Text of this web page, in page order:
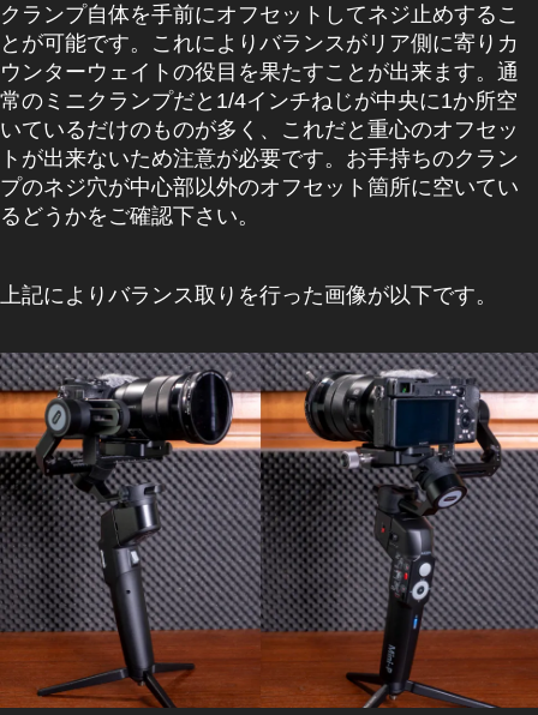
クランプ自体を手前にオフセットしてネジ止めするこ
とが可能です。これによりバランスがリア側に寄りカ
ウンターウェイトの役目を果たすことが出来ます。通
常のミニクランプだと1/4インチねじが中央に1か所空
いているだけのものが多く、これだと重心のオフセッ
トが出来ないため注意が必要です。お手持ちのクラン
プのネジ穴が中心部以外のオフセット箇所に空いてい
るどうかをご確認下さい。
上記によりバランス取りを行った画像が以下です。